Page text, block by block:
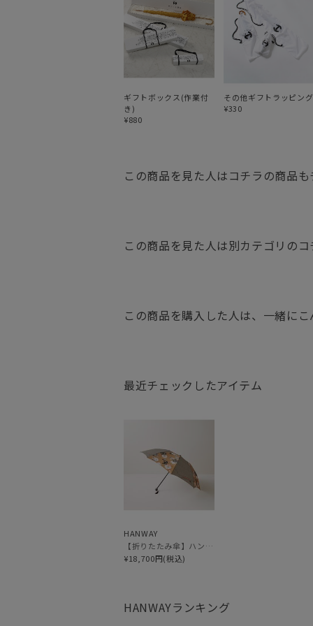
ギフトボックス(作業付
き)
¥880
その他ギフトラッピング
¥330
この商品を見た人はコチラの商品
この商品を見た人は別カテゴリの
この商品を購入した人は、一緒に
最近チェックしたアイテム
HANWAY
【折りたたみ傘】ハンウェイ（ＨＡＮＷＡＹ） Decoracion floral de f （デコラティオン・フローラル・デ・エフ）
¥18,700円(税込)
HANWAYランキング